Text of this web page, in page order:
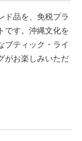
ド品を、免税プラ
です。沖縄文化を
ブティック・ライ
がお楽しみいただ